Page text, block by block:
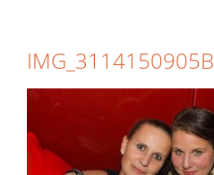
IMG_3114150905B